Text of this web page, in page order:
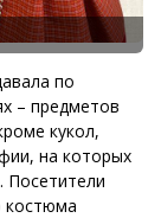
по
– предметов
кукол,
на которых
Посетители
костюма